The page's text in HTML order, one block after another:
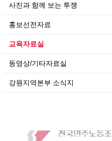
사진과 함께 보는 투쟁
홍보선전자료
교육자료실
동영상/기타자료실
강원지역본부 소식지